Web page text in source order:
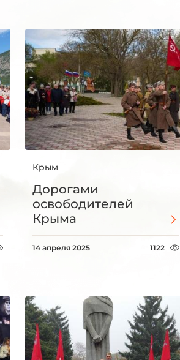
Крым
Дорогами
освободителей
Крыма
14 апреля 2025 1122